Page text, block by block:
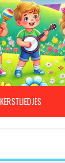
KERSTLIEDJES